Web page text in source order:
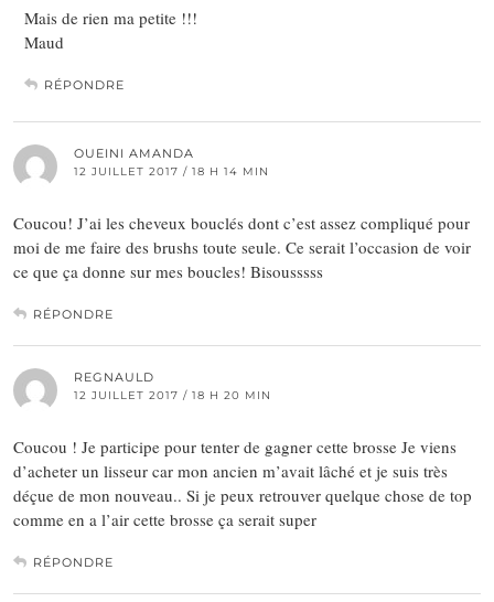
Mais de rien ma petite !!!
Maud
RÉPONDRE
OUEINI AMANDA
12 JUILLET 2017 / 18 H 14 MIN
Coucou! J’ai les cheveux bouclés dont c’est assez compliqué pour
moi de me faire des brushs toute seule. Ce serait l’occasion de voir
ce que ça donne sur mes boucles! Bisousssss
RÉPONDRE
REGNAULD
12 JUILLET 2017 / 18 H 20 MIN
Coucou ! Je participe pour tenter de gagner cette brosse Je viens
d’acheter un lisseur car mon ancien m’avait lâché et je suis très
déçue de mon nouveau.. Si je peux retrouver quelque chose de top
comme en a l’air cette brosse ça serait super
RÉPONDRE